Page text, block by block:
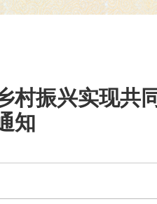
村振兴实现共
知